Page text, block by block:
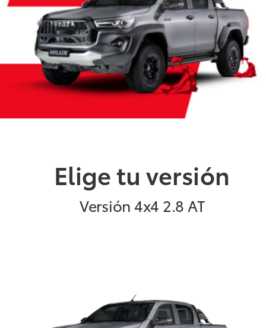
Elige tu versión
Versión 4x4 2.8 AT